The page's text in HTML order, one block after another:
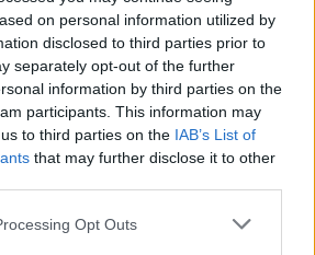
on personal information utilized by
disclosed to third parties prior to
separately opt-out of the further
information by third parties on the
participants. This information may
to third parties on the IAB’s List of
that may further disclose it to other
Opt Outs
στις Πανελλαδικές –